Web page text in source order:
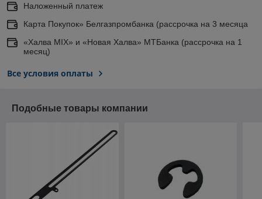
Наложенный платеж
Карта Покупок» Белгазпромбанка (рассрочка на 3 месяца
«Халва MIX» и «Новая Халва» МТБанка (рассрочка на 1
месяц)
Все условия оплаты
Подобные товары компании